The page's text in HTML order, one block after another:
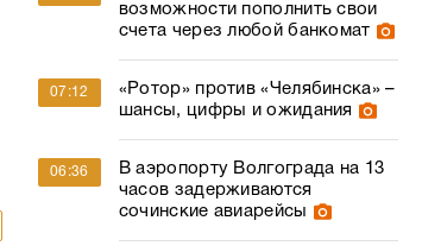
возможности пополнить свои
счета через любой банкомат
07:12
«Ротор» против «Челябинска» –
шансы, цифры и ожидания
06:36
В аэропорту Волгограда на 13
часов задерживаются
сочинские авиарейсы